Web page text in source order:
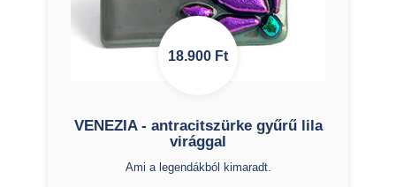
18.900 Ft
VENEZIA - antracitszürke gyűrű lila
virággal
Ami a legendákból kimaradt.